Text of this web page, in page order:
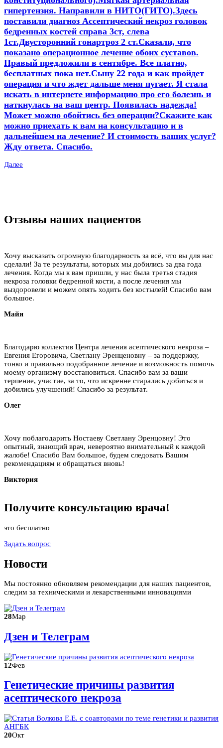
гипертензия. Направили в НИТО(ГИТО).Здесь
поставили диагноз Ассептический некроз головок
бедренных костей справа 3ст, слева
1ст.Двусторонний гонартроз 2 ст.Сказали, что
показано операционное лечение обоих суставов.
Правый предложили в сентябре. Все платно,
бесплатных пока нет.Сыну 22 года и как пройдет
операция и что ждет дальше меня пугает. Я стала
искать в интернете информацию про его болезнь и
наткнулась на ваш центр. Появилась надежда!
Может можно обойтись без операции?Скажите как
можно приехать к вам на консультацию и в
дальнейшем на лечение? И стоимость ваших услуг?
Жду ответа. Спасибо.
Далее
Отзывы наших пациентов
Хочу высказать огромную благодарность за всё, что вы для нас
сделали! За те результаты, которых мы добились за два года
лечения. Когда мы к вам пришли, у нас была третья стадия
некроза головки бедренной кости, а после лечения мы
выздоровели и можем опять ходить без костылей! Спасибо вам
большое.
Майя
Благодарю коллектив Центра лечения асептического некроза –
Евгения Егоровича, Светлану Эренценовну – за поддержку,
тонко и правильно подобранное лечение и возможность помочь
моему организму восстановиться. Спасибо вам за ваши
терпение, участие, за то, что искренне старались добиться и
добились улучшений! Спасибо за результат.
Олег
Хочу поблагодарить Ностаеву Светлану Эренцовну! Это
опытный, знающий врач, невероятно внимательный к каждой
жалобе! Спасибо Вам большое, будем следовать Вашим
рекомендациям и обращаться вновь!
Виктория
Получите консультацию врача!
это бесплатно
Задать вопрос
Новости
Мы постоянно обновляем рекомендации для наших пациентов,
следим за техническими и лекарственными инновациями
28Мар
Дзен и Телеграм
12Фев
Генетические причины развития
асептического некроза
20Окт